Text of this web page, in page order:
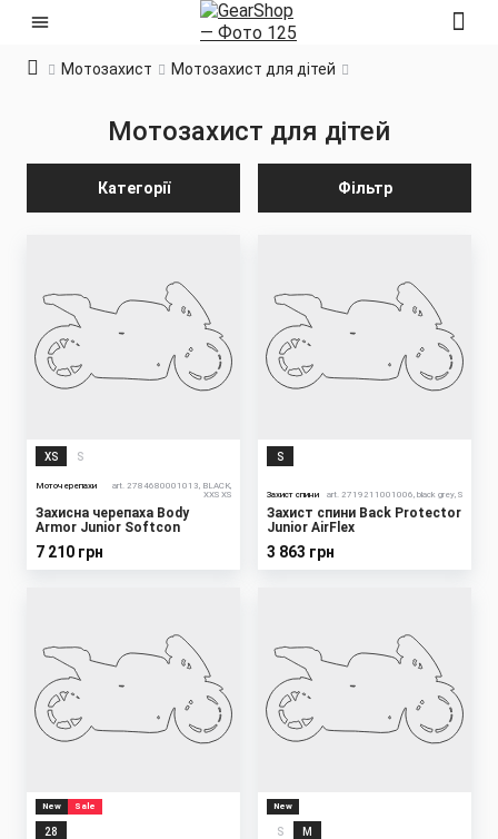
Мотозахист Мотозахист для дітей
Мотозахист для дітей
XS S
Моточерепахи
art. 2784680001013, BLACK,
XXS XS
Захисна черепаха Body
Armor Junior Softcon
7 210 грн
S
Захист спини art. 2719211001006, black grey, S
Захист спини Back Protector
Junior AirFlex
3 863 грн
New Sale
28
New
S M
Категорії Фільтр